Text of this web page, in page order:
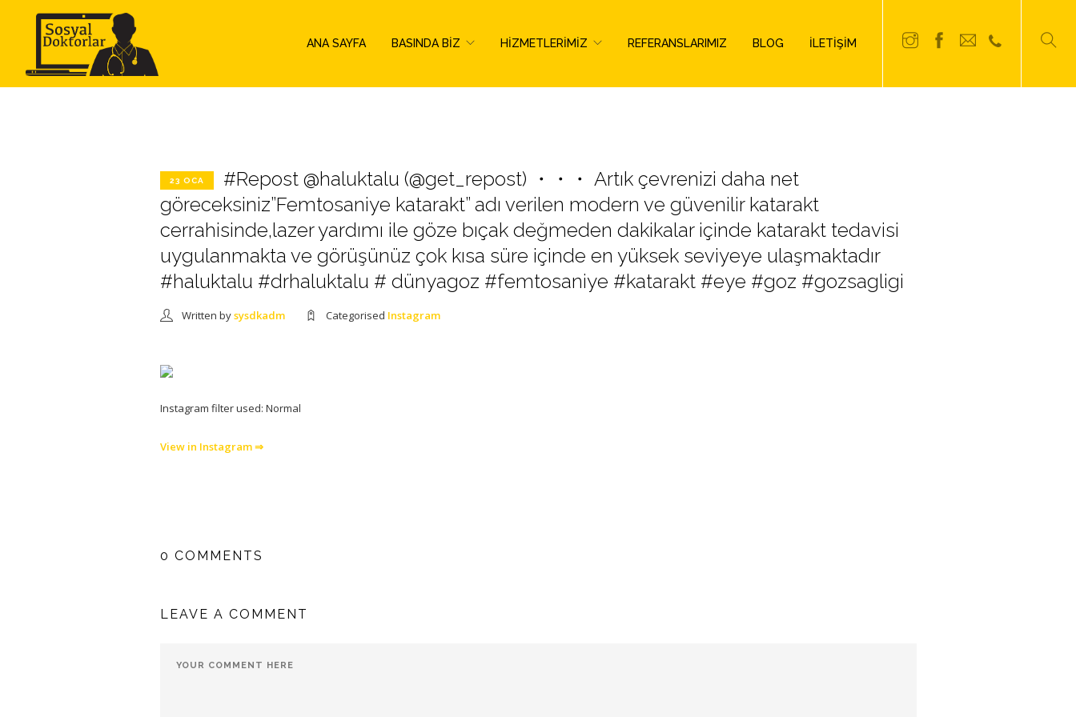
ANA SAYFA BASINDA BIZ HIZMETLERIMIZ REFERANSLARIMIZ BLOG İLETIŞIM
23 OCA
#Repost @haluktalu (@get_repost) ・・・ Artık çevrenizi daha net
göreceksiniz”Femtosaniye katarakt” adı verilen modern ve güvenilir katarakt
cerrahisinde,lazer yardımı ile göze bıçak değmeden dakikalar içinde katarakt tedavisi
uygulanmakta ve görüşünüz çok kısa süre içinde en yüksek seviyeye ulaşmaktadır
#haluktalu #drhaluktalu # dünyagoz #femtosaniye #katarakt #eye #goz #gozsagligi
Written bysysdkadm Categorised Instagram
Instagram filter used: Normal
View in Instagram ⇒
0 COMMENTS
LEAVE A COMMENT